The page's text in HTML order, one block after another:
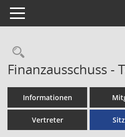
Toggle navigation
Rechercheauswahl
Finanzausschuss -
Informationen
Vertreter